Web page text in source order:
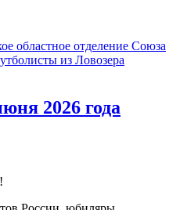
областное отделение Союза
из Ловозера
2026 года